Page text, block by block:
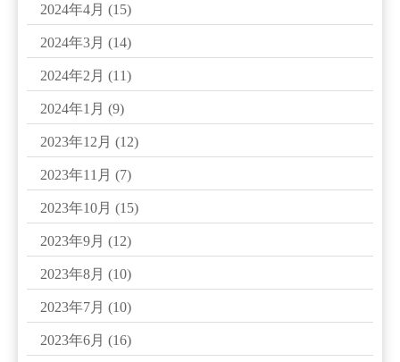
2024年4月 (15)
2024年3月 (14)
2024年2月 (11)
2024年1月 (9)
2023年12月 (12)
2023年11月 (7)
2023年10月 (15)
2023年9月 (12)
2023年8月 (10)
2023年7月 (10)
2023年6月 (16)